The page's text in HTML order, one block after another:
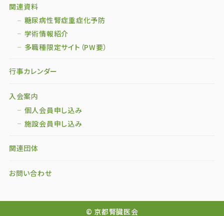
関連資料
糖尿病性腎症重症化予防
学術情報紹介
多職種限定サイト（PW要）
行事カレンダー
入会案内
個人会員申し込み
施設会員申し込み
関連団体
お問い合わせ
© 京都腎臓医会